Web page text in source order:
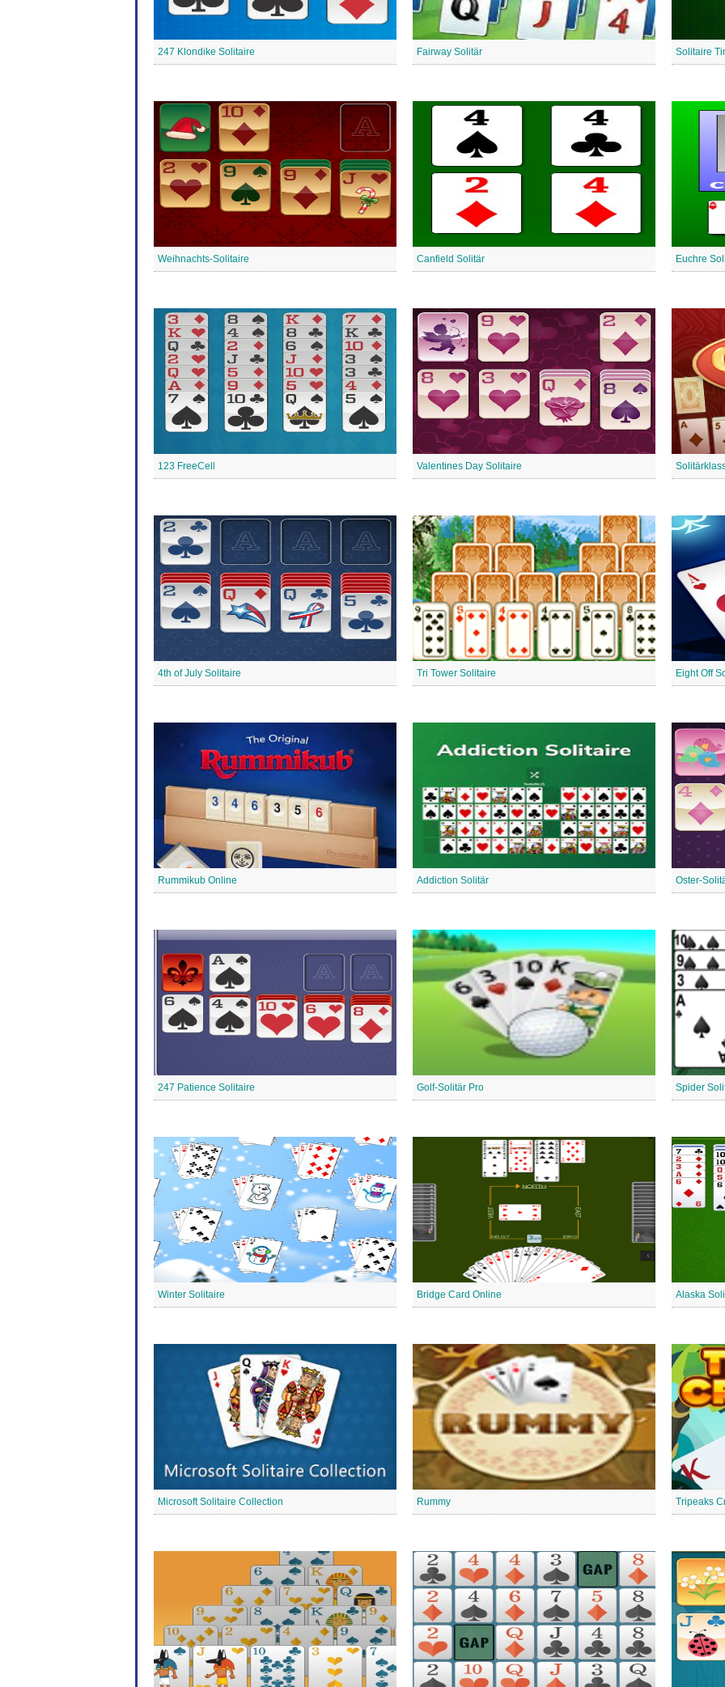
247 Klondike Solitaire Fairway Solitär Solitaire
Weihnachts-Solitaire Canfield Solitär Euchre
123 FreeCell Valentines Day Solitaire
4th of July Solitaire Tri Tower Solitaire Eight Off
Rummikub Online Addiction Solitär Oster-
247 Patience Solitaire Golf-Solitär Pro Spider
Winter Solitaire Bridge Card Online Alaska
Microsoft Solitaire Collection Rummy Tripeaks